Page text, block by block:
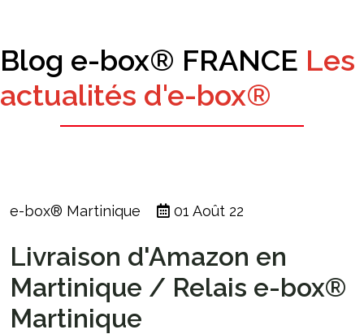
Blog e-box® FRANCE Les
actualités d'e-box®
e-box® Martinique 01 Août 22
Livraison d'Amazon en
Martinique / Relais e-box®
Martinique